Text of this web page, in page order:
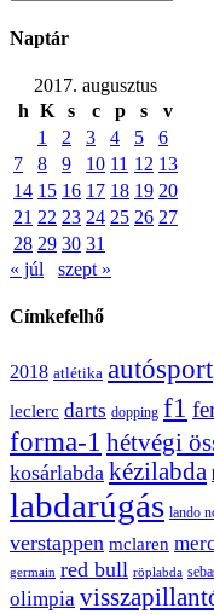
Naptár
2017. augusztus
h K s c p s
v
1
2 3 4 5
6
7
8 9 10 11 12 13
14 15 16 17 18 19 20
21 22 23 24 25 26 27
28 29 30 31
« júl
szept »
Címkefelhő
2018 atlétika autósport
leclerc darts dopping f1
forma-1 hétvégi
kosárlabda kézilabda
labdarúgás lando
verstappen mclaren
germain red bull röplabda
olimpia